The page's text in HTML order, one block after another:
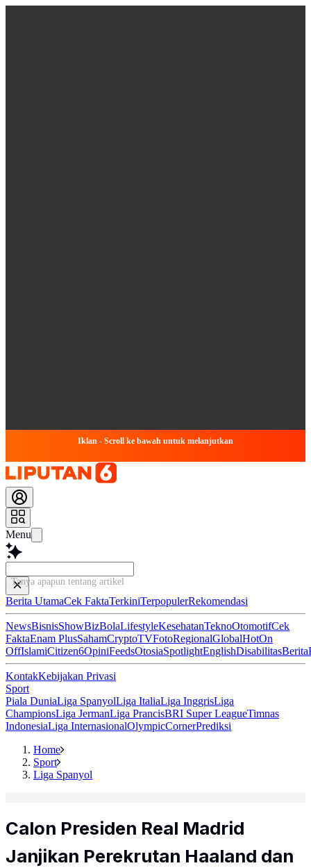
Iklan - Scroll ke bawah untuk melanjutkan
Menu
Tanya apapun tentang artikel ini...
Berita UtamaCek FaktaTerkiniTerpopulerRekomendasi
NewsBisnisShowBizBolaLifestyleKesehatanTeknoOtomotifCek
FaktaEnam PlusSahamCryptoTVFotoRegionalGlobalHotOn
OffIslamiCitizen6OpiniFeedsOtosiaSpotlightEnglishDisabilitasBerita
KontakKebijakan Privasi
Sport
Piala DuniaLiga SpanyolLiga ItaliaLiga InggrisLiga
ChampionsLiga JermanLiga PrancisBRI Super LeagueTimnas
IndonesiaLiga InternasionalOlympicCornerPrediksi
Home
Sport
Liga Spanyol
Calon Presiden Real Madrid
Janjikan Perekrutan Haaland dan